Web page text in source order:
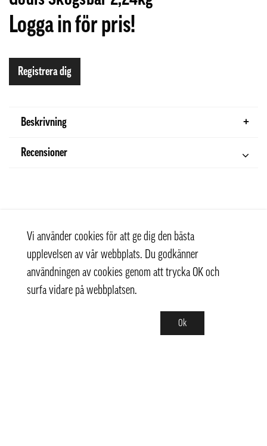
Logga in för pris!
Registrera dig
Beskrivning
Recensioner
Vi använder cookies för att ge dig den bästa
upplevelsen av vår webbplats. Du godkänner
användningen av cookies genom att trycka OK och
surfa vidare på webbplatsen.
Ok